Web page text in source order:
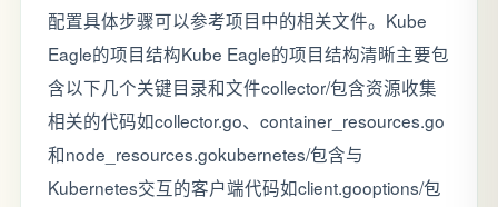
配置具体步骤可以参考项目中的相关文件。Kube
Eagle的项目结构Kube Eagle的项目结构清晰主要包
含以下几个关键目录和文件collector/包含资源收集
相关的代码如collector.go、container_resources.go
和node_resources.gokubernetes/包含与
Kubernetes交互的客户端代码如client.gooptions/包